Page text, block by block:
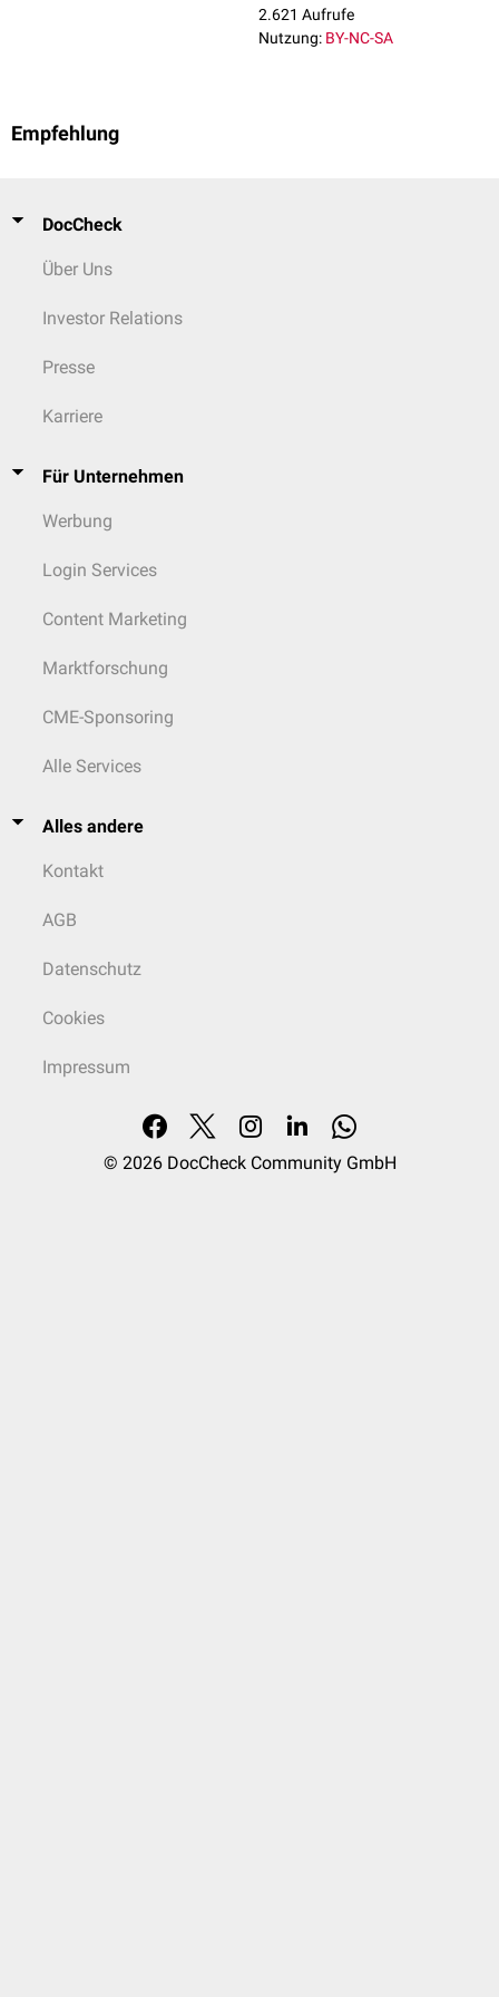
2.621 Aufrufe
Nutzung: BY-NC-SA
Empfehlung
DocCheck
Über Uns
Investor Relations
Presse
Karriere
Für Unternehmen
Werbung
Login Services
Content Marketing
Marktforschung
CME-Sponsoring
Alle Services
Alles andere
Kontakt
AGB
Datenschutz
Cookies
Impressum
© 2026 DocCheck Community GmbH